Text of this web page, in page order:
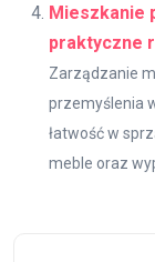
Mieszkanie
praktyczne
Zarządzanie
przemyślenia
łatwość w
meble oraz